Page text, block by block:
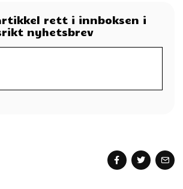
rett i innboksen i
nyhetsbrev